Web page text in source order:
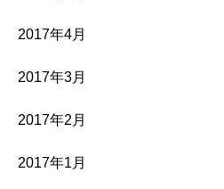
2017年4月
2017年3月
2017年2月
2017年1月